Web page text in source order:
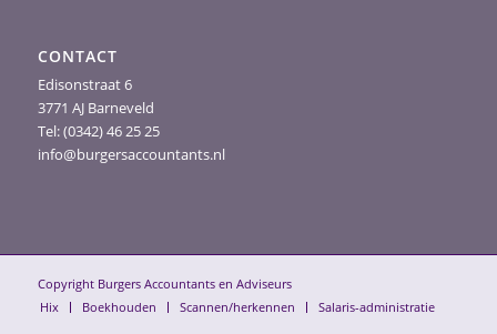
CONTACT
Edisonstraat 6
3771 AJ Barneveld
Tel: (0342) 46 25 25
info@burgersaccountants.nl
Copyright Burgers Accountants en Adviseurs
Hix
Boekhouden Scannen/herkennen Salaris-administratie